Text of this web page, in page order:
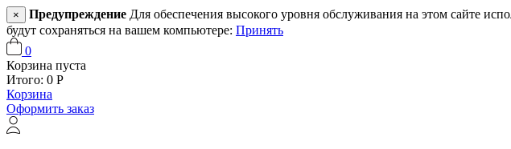
× Предупреждение Для обеспечения высокого уровня обслуживания на этом сайте
будут сохраняться на вашем компьютере: Принять
0
Корзина пуста
Итого: 0 Р
Корзина
Оформить заказ